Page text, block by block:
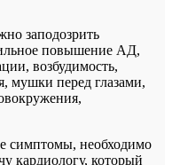
заподозрить
повышение АД,
возбудимость,
мушки перед глазами,
симптомы, необходимо
кардиологу, который